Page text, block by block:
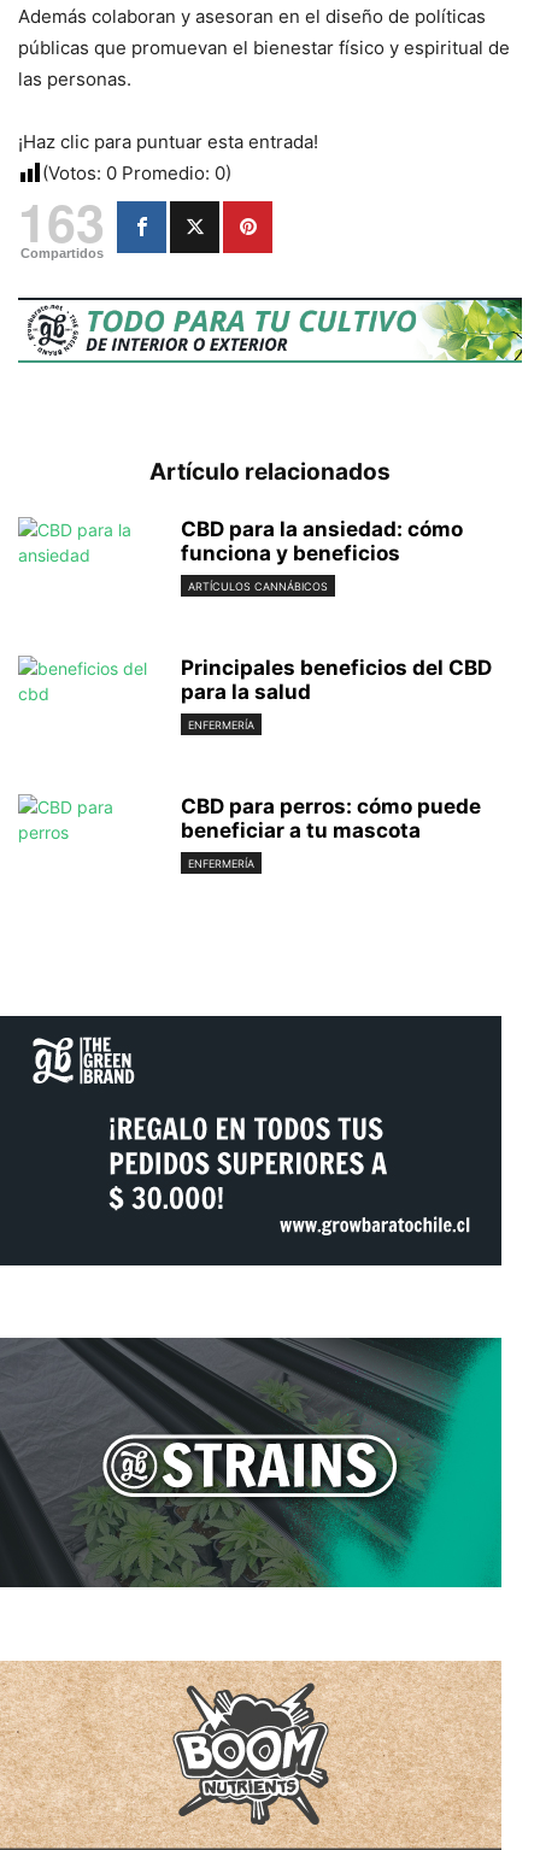
Además colaboran y asesoran en el diseño de políticas
públicas que promuevan el bienestar físico y espiritual de
las personas.
¡Haz clic para puntuar esta entrada!
(Votos: 0 Promedio: 0)
163
Compartidos
Artículo relacionados
CBD para la ansiedad: cómo
funciona y beneficios
ARTÍCULOS CANNÁBICOS
Principales beneficios del CBD
para la salud
ENFERMERÍA
CBD para perros: cómo puede
beneficiar a tu mascota
ENFERMERÍA